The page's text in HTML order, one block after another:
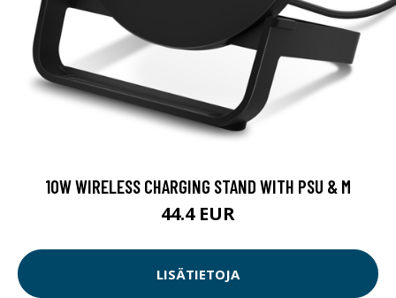
10W WIRELESS CHARGING STAND WITH PSU & M
44.4 EUR
LISÄTIETOJA